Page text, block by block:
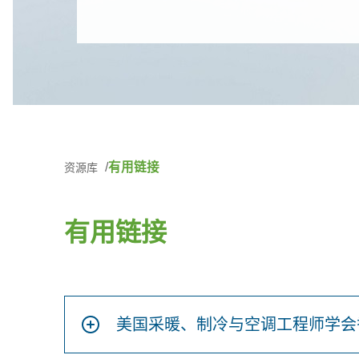
资源库 有用链接
有用链接
美国采暖、制冷与空调工程师学